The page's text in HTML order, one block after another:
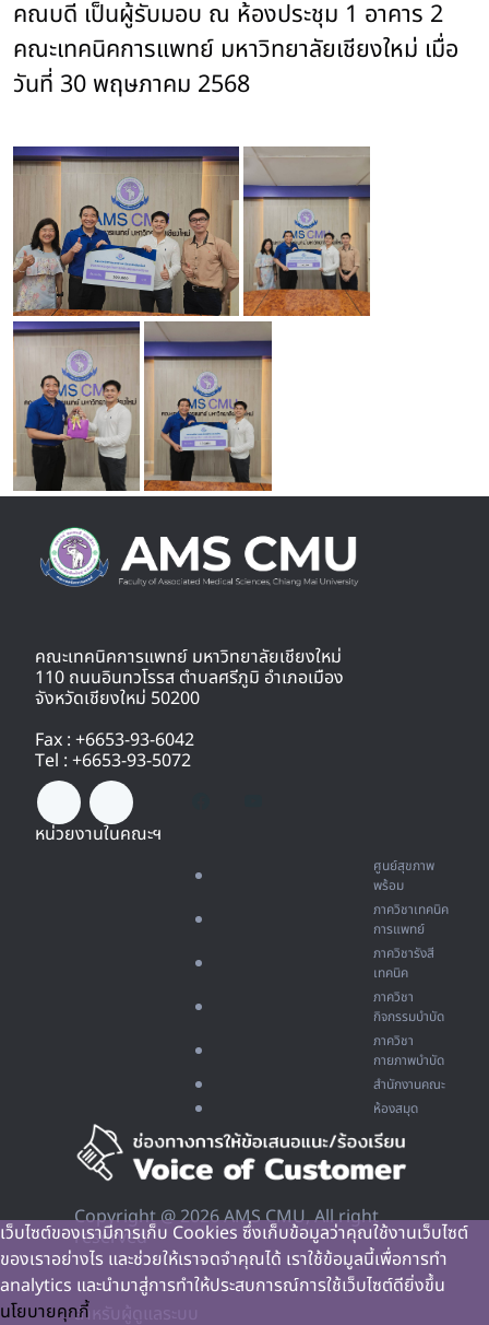
คณบดี เป็นผู้รับมอบ ณ ห้องประชุม 1 อาคาร 2
คณะเทคนิคการแพทย์ มหาวิทยาลัยเชียงใหม่ เมื่อ
วันที่ 30 พฤษภาคม 2568
คณะเทคนิคการแพทย์ มหาวิทยาลัยเชียงใหม่
110 ถนนอินทวโรรส ตำบลศรีภูมิ อำเภอเมือง
จังหวัดเชียงใหม่ 50200
Fax : +6653-93-6042
Tel : +6653-93-5072
หน่วยงานในคณะฯ
ศูนย์สุขภาพ
พร้อม
ภาควิชาเทคนิค
การแพทย์
ภาควิชารังสี
เทคนิค
ภาควิชา
กิจกรรมบำบัด
ภาควิชา
กายภาพบำบัด
สำนักงานคณะ
ห้องสมุด
Copyright @ 2026 AMS CMU, All right
reserved
สำหรับผู้ดูแลระบบ
เว็บไซต์ของเรามีการเก็บ Cookies ซึ่งเก็บข้อมูลว่าคุณใช้งานเว็บไซต์
ของเราอย่างไร และช่วยให้เราจดจำคุณได้ เราใช้ข้อมูลนี้เพื่อการทำ
analytics และนำมาสู่การทำให้ประสบการณ์การใช้เว็บไซต์ดียิ่งขึ้น
นโยบายคุกกี้